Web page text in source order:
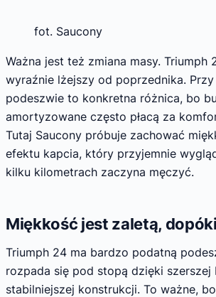
fot. Saucony
Ważna jest też zmiana masy. Triumph
wyraźnie lżejszy od poprzednika.
podeszwie to konkretna różnica, bo
amortyzowane często płacą za
Tutaj Saucony próbuje zachować
efektu kapcia, który przyjemnie
kilku kilometrach zaczyna męczyć.
Miękkość jest zaletą,
Triumph 24 ma bardzo podatną
rozpada się pod stopą dzięki szerszej
stabilniejszej konstrukcji. To ważne,